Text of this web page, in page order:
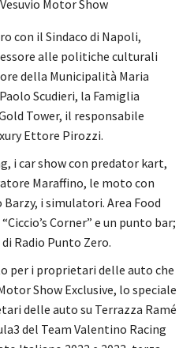
Motor Show
con il Sindaco di Napoli,
alle politiche culturali
della Municipalità Maria
Scudieri, la Famiglia
Tower, il responsabile
Ettore Pirozzi.
i car show con predator kart,
Maraffino, le moto con
Barzy, i simulatori. Area Food
Corner” e un punto bar;
Radio Punto Zero.
per i proprietari delle auto che
Show Exclusive, lo speciale
delle auto su Terrazza Ramé
del Team Valentino Racing